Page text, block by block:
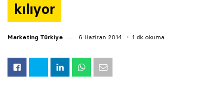
kılıyor
Marketing Türkiye 6 Haziran 2014 1 dk okuma